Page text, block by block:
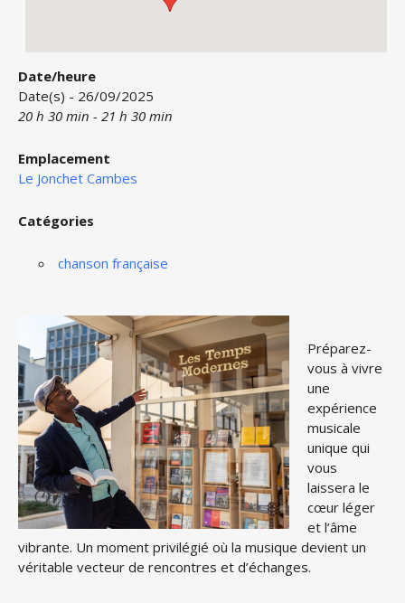
Date/heure
Date(s) - 26/09/2025
20 h 30 min - 21 h 30 min
Emplacement
Le Jonchet Cambes
Catégories
chanson française
Préparez-
vous à vivre
une
expérience
musicale
unique qui
vous
laissera le
cœur léger
et l’âme
vibrante. Un moment privilégié où la musique devient un
véritable vecteur de rencontres et d’échanges.